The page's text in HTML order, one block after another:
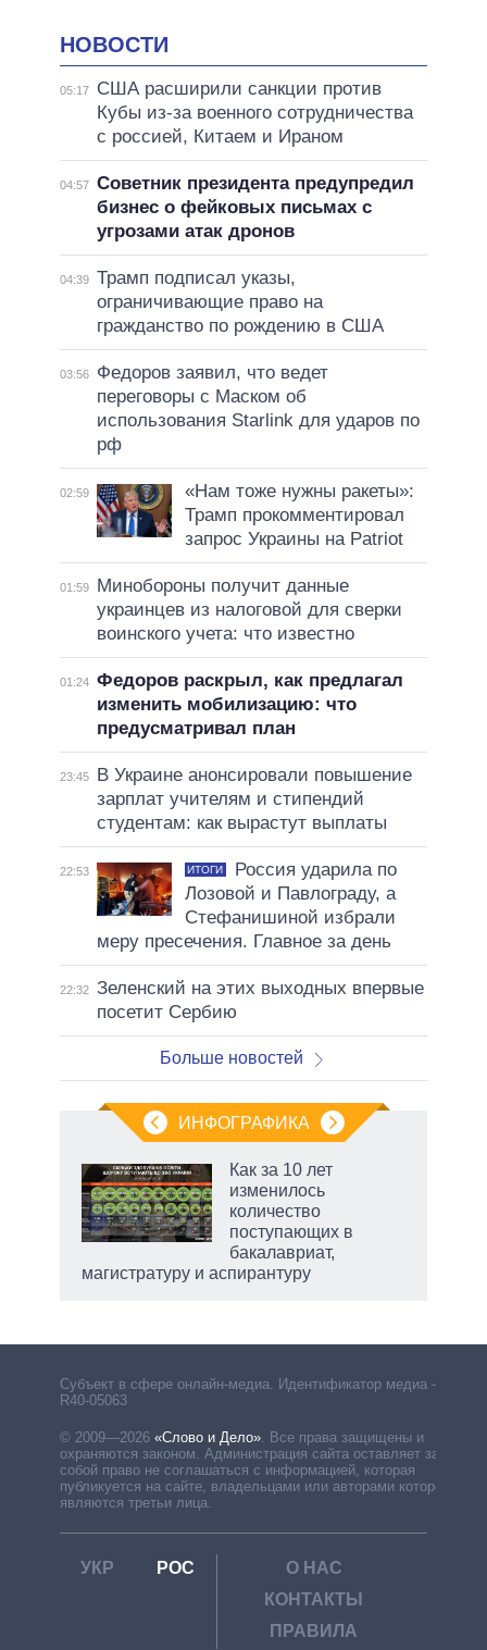
НОВОСТИ
05:17
США расширили санкции против
Кубы из-за военного сотрудничества
с россией, Китаем и Ираном
04:57 Советник президента предупредил
бизнес о фейковых письмах с
угрозами атак дронов
04:39 Трамп подписал указы,
ограничивающие право на
гражданство по рождению в США
03:56
Федоров заявил, что ведет
переговоры с Маском об
использования Starlink для ударов по
рф
02:59
«Нам тоже нужны ракеты»:
Трамп прокомментировал
запрос Украины на Patriot
01:59
Минобороны получит данные
украинцев из налоговой для сверки
воинского учета: что известно
01:24 Федоров раскрыл, как предлагал
изменить мобилизацию: что
предусматривал план
23:45
В Украине анонсировали повышение
зарплат учителям и стипендий
студентам: как вырастут выплаты
22:53 ИТОГИ
Россия ударила по
Лозовой и Павлограду, а
Стефанишиной избрали
меру пресечения. Главное за день
22:32 Зеленский на этих выходных впервые
посетит Сербию
Больше новостей
ИНФОГРАФИКА
Как за 10 лет
изменилось
количество
поступающих в
бакалавриат,
магистратуру и аспирантуру
Субъект в сфере онлайн-медиа. Идентификатор медиа –
R40-05063
© 2009—2026 «Слово и Дело». Все права защищены и
охраняются законом. Администрация сайта оставляет за
собой право не соглашаться с информацией, которая
публикуется на сайте, владельцами или авторами которой
являются третьи лица.
УКР РОС
О НАС
КОНТАКТЫ
ПРАВИЛА